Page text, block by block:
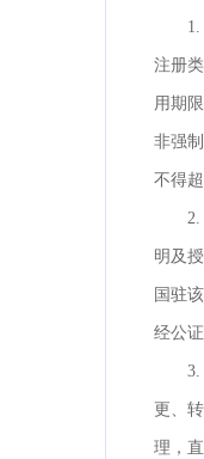
注册
用期
非强
不得
2.
明及
国驻
经公
3.
更、
理，